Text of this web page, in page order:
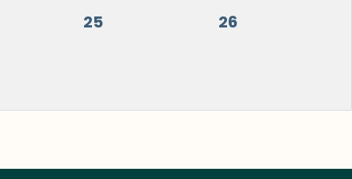
25
26